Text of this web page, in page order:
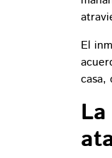
El
casa,